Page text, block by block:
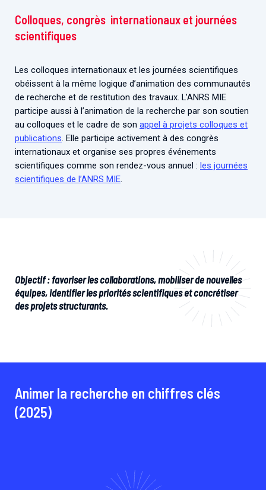
Colloques, congrès internationaux et journées
scientifiques
Les colloques internationaux et les journées scientifiques
obéissent à la même logique d’animation des communautés
de recherche et de restitution des travaux. L’ANRS MIE
participe aussi à l’animation de la recherche par son soutien
au colloques et le cadre de son appel à projets colloques et
publications. Elle participe activement à des congrès
internationaux et organise ses propres événements
scientifiques comme son rendez-vous annuel : les journées
scientifiques de l’ANRS MIE.
Objectif : favoriser les collaborations, mobiliser de nouvelles
équipes, identifier les priorités scientifiques et concrétiser
des projets structurants.
Animer la recherche en chiffres clés
(2025)